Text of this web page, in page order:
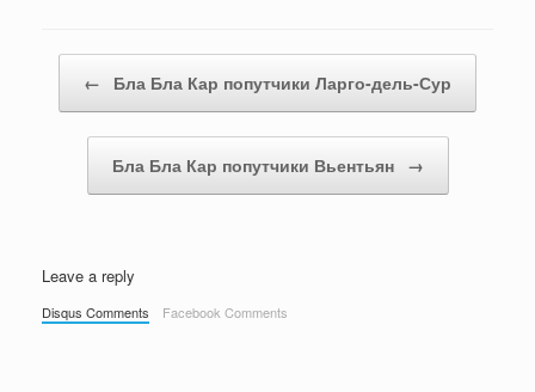
Post navigation
← Бла Бла Кар попутчики Ларго-дель-Сур
Бла Бла Кар попутчики Вьентьян →
Leave a reply
Disqus Comments Facebook Comments